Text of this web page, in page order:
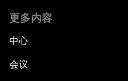
更多内容
中心
会议